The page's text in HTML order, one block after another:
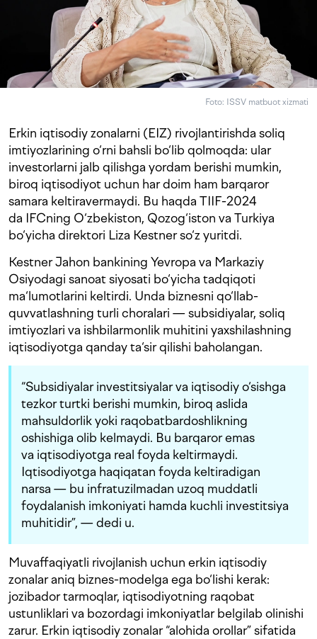
Foto: ISSV matbuot xizmati
Erkin iqtisodiy zonalarni (EIZ) rivojlantirishda soliq
imtiyozlarining o‘rni bahsli bo‘lib qolmoqda: ular
investorlarni jalb qilishga yordam berishi mumkin,
biroq iqtisodiyot uchun har doim ham barqaror
samara keltiravermaydi. Bu haqda TIIF-2024
da IFCning O‘zbekiston, Qozog‘iston va Turkiya
bo‘yicha direktori Liza Kestner so‘z yuritdi.
Kestner Jahon bankining Yevropa va Markaziy
Osiyodagi sanoat siyosati bo‘yicha tadqiqoti
ma‘lumotlarini keltirdi. Unda biznesni qo‘llab-
quvvatlashning turli choralari — subsidiyalar, soliq
imtiyozlari va ishbilarmonlik muhitini yaxshilashning
iqtisodiyotga qanday ta‘sir qilishi baholangan.
“Subsidiyalar investitsiyalar va iqtisodiy o‘sishga
tezkor turtki berishi mumkin, biroq aslida
mahsuldorlik yoki raqobatbardoshlikning
oshishiga olib kelmaydi. Bu barqaror emas
va iqtisodiyotga real foyda keltirmaydi.
Iqtisodiyotga haqiqatan foyda keltiradigan
narsa — bu infratuzilmadan uzoq muddatli
foydalanish imkoniyati hamda kuchli investitsiya
muhitidir”, — dedi u.
Muvaffaqiyatli rivojlanish uchun erkin iqtisodiy
zonalar aniq biznes-modelga ega bo‘lishi kerak:
jozibador tarmoqlar, iqtisodiyotning raqobat
ustunliklari va bozordagi imkoniyatlar belgilab olinishi
zarur. Erkin iqtisodiy zonalar “alohida orollar” sifatida